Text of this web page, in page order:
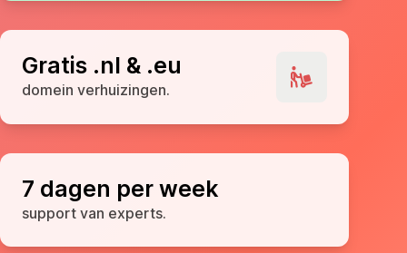
Gratis .nl & .eu
domein verhuizingen.
7 dagen per week
support van experts.